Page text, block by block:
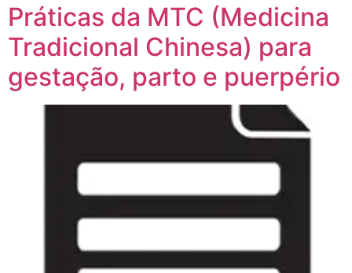
Práticas da MTC (Medicina
Tradicional Chinesa) para
gestação, parto e puerpério